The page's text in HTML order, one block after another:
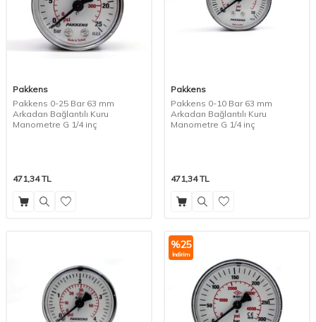
Pakkens
Pakkens 0-25 Bar 63 mm
Arkadan Bağlantılı Kuru
Manometre G 1/4 inç
471,34TL
Pakkens
Pakkens 0-10 Bar 63 mm
Arkadan Bağlantılı Kuru
Manometre G 1/4 inç
471,34TL
%25
İndirim